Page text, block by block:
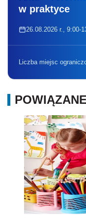
w praktyce
26.08.2026 r., 9:00-
Liczba miejsc
POWIĄZANE